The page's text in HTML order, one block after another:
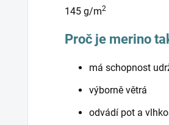
145 g/m2
Proč je merino
má schopnost
výborně větrá
odvádí pot a